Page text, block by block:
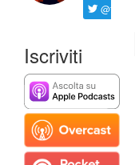
@ftrava
Iscriviti